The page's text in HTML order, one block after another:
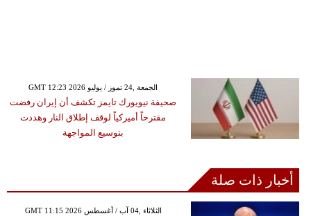
GMT 12:23 2026 الجمعة ,24 تموز / يوليو
صحيفة نيويورك تايمز تكشف أن إيران رفضت
مقترحاً أميركياً لوقف إطلاق النار وهددت
بتوسيع المواجهة
أخبار ذات صلة
GMT 11:15 2026 الثلاثاء ,04 آب / أغسطس